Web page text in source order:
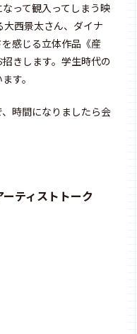
って観入ってしまう映
西景太さん、ダイナ
感じる立体作品《産
きします。学生時代の
す。
時間になりましたら会
ーティストトーク